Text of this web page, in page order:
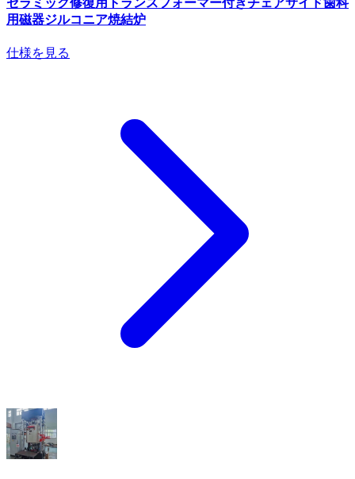
用磁器ジルコニア焼結炉
仕様を見る